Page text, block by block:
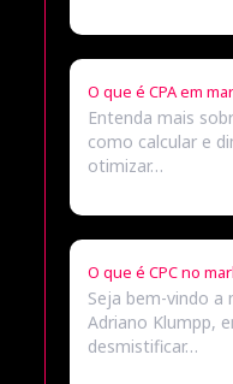
O que é CPA em
Entenda mais
como calcular e
otimizar…
O que é CPC no
Seja bem-vindo
Adriano Klumpp,
desmistificar…